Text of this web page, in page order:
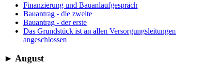
Finanzierung und Bauanlaufgespräch
Bauantrag - die zweite
Bauantrag - der erste
Das Grundstück ist an allen Versorgungsleitungen
angeschlossen
► August